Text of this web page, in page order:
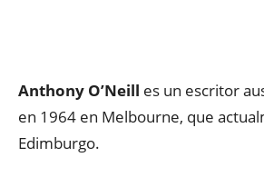
Anthony O’Neill es un escritor
en 1964 en Melbourne, que
Edimburgo.